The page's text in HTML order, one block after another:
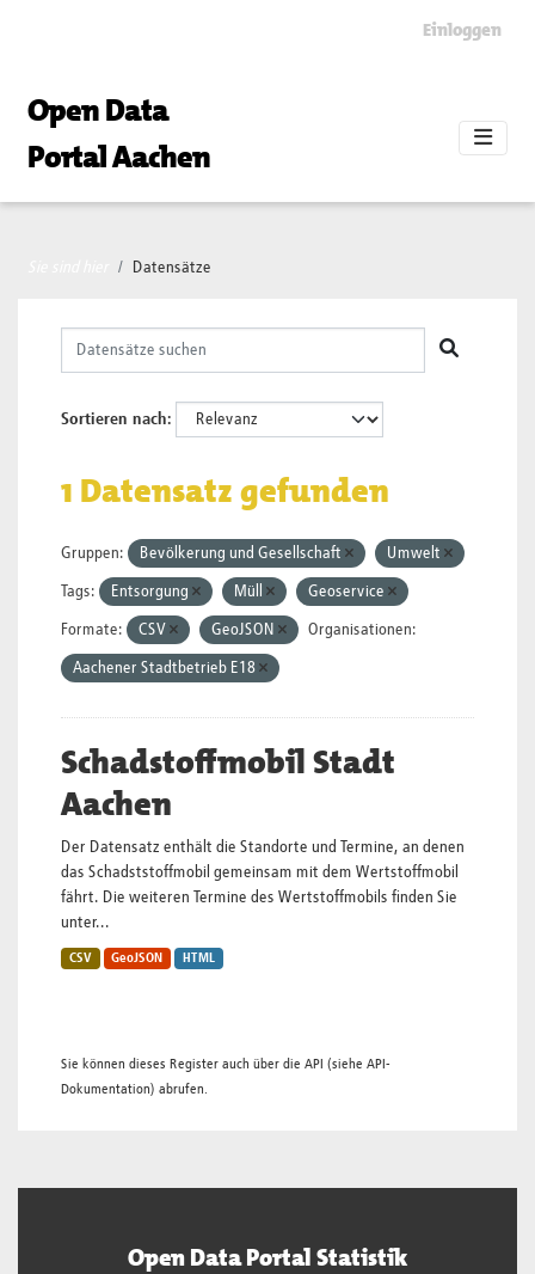
Einloggen
Open Data
Portal Aachen
Datensätze
Sortieren nach
1 Datensatz gefunden
Gruppen: Bevölkerung und Gesellschaft Umwelt
Tags: Entsorgung Müll Geoservice
Formate: CSV GeoJSON Organisationen:
Aachener Stadtbetrieb E18
Schadstoffmobil Stadt
Aachen
Der Datensatz enthält die Standorte und Termine, an denen
das Schadststoffmobil gemeinsam mit dem Wertstoffmobil
fährt. Die weiteren Termine des Wertstoffmobils finden Sie
unter...
CSV GeoJSON HTML
Sie können dieses Register auch über die API (siehe API-
Dokumentation) abrufen.
Open Data Portal Statistik